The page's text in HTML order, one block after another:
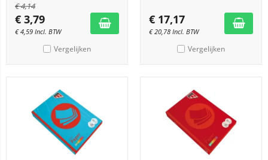
€4,14
€ 3,79
€4,59 Incl. BTW
Vergelijken
€ 17,17
€20,78 Incl. BTW
Vergelijken